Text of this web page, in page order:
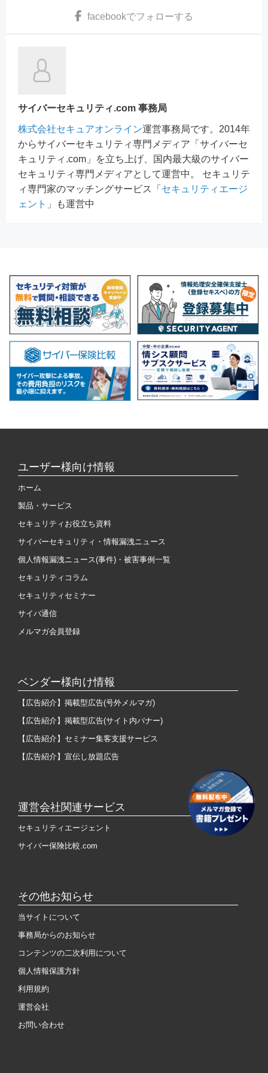
facebookでフォローする
サイバーセキュリティ.com 事務局
株式会社セキュアオンライン運営事務局です。2014年
からサイバーセキュリティ専門メディア「サイバーセ
キュリティ.com」を立ち上げ、国内最大級のサイバー
セキュリティ専門メディアとして運営中。 セキュリテ
ィ専門家のマッチングサービス「 セキュリティエージ
ェント 」も運営中
ユーザー様向け情報
ホーム
製品・サービス
セキュリティお役立ち資料
サイバーセキュリティ・情報漏洩ニュース
個人情報漏洩ニュース(事件)・被害事例一覧
セキュリティコラム
セキュリティセミナー
サイバ通信
メルマガ会員登録
ベンダー様向け情報
【広告紹介】掲載型広告(号外メルマガ)
【広告紹介】掲載型広告(サイト内バナー)
【広告紹介】セミナー集客支援サービス
【広告紹介】宣伝し放題広告
運営会社関連サービス
セキュリティエージェント
サイバー保険比較.com
その他お知らせ
当サイトについて
事務局からのお知らせ
コンテンツの二次利用について
個人情報保護方針
利用規約
運営会社
お問い合わせ